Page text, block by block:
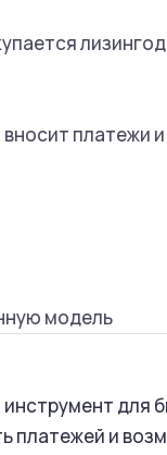
платежи
модель
платежей и